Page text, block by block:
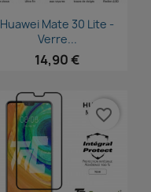
Aperçu rapide
Huawei Mate 30 Lite -
Verre...
14,90 €
favorite_border